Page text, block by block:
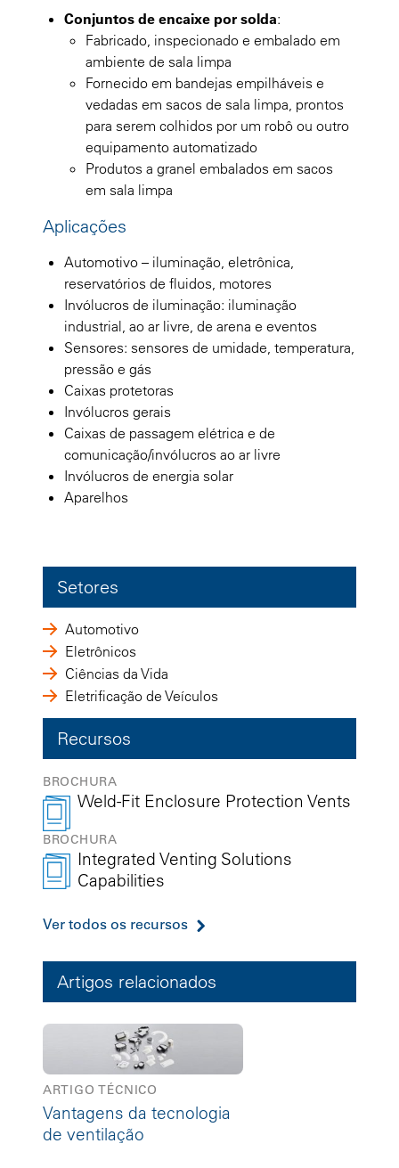
Conjuntos de encaixe por solda:
Fabricado, inspecionado e embalado em
ambiente de sala limpa
Fornecido em bandejas empilháveis e
vedadas em sacos de sala limpa, prontos
para serem colhidos por um robô ou outro
equipamento automatizado
Produtos a granel embalados em sacos
em sala limpa
Aplicações
Automotivo – iluminação, eletrônica,
reservatórios de fluidos, motores
Invólucros de iluminação: iluminação
industrial, ao ar livre, de arena e eventos
Sensores: sensores de umidade, temperatura,
pressão e gás
Caixas protetoras
Invólucros gerais
Caixas de passagem elétrica e de
comunicação/invólucros ao ar livre
Invólucros de energia solar
Aparelhos
Setores
Automotivo
Eletrônicos
Ciências da Vida
Eletrificação de Veículos
Recursos
BROCHURA
Weld-Fit Enclosure Protection Vents
BROCHURA
Integrated Venting Solutions
Capabilities
Ver todos os recursos
Artigos relacionados
ARTIGO TÉCNICO
Vantagens da tecnologia
de ventilação